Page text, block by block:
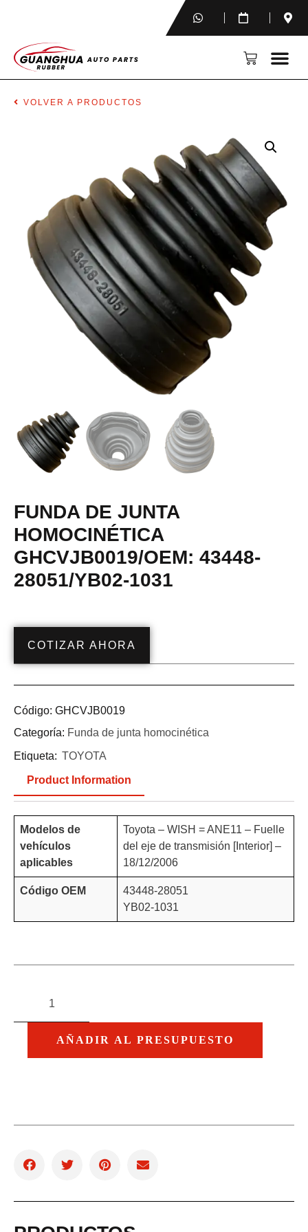
VOLVER A PRODUCTOS
FUNDA DE JUNTA
HOMOCINÉTICA
GHCVJB0019/OEM: 43448-
28051/YB02-1031
COTIZAR AHORA
Código: GHCVJB0019
Categoría: Funda de junta homocinética
Etiqueta: TOYOTA
Product Information
Modelos de
vehículos
aplicables
Toyota – WISH = ANE11 – Fuelle
del eje de transmisión [Interior] –
18/12/2006
Código OEM
43448-28051
YB02-1031
AÑADIR AL PRESUPUESTO